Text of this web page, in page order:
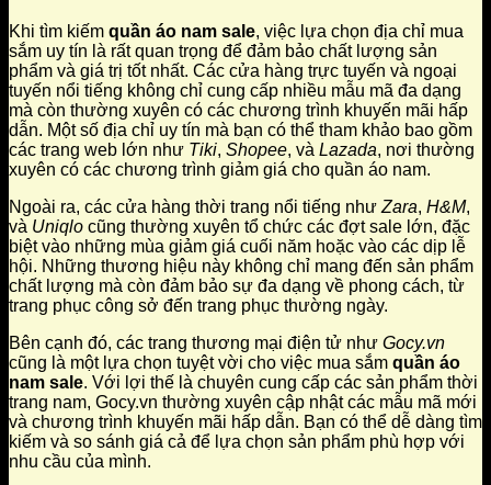
Khi tìm kiếm quần áo nam sale, việc lựa chọn địa chỉ mua
sắm uy tín là rất quan trọng để đảm bảo chất lượng sản
phẩm và giá trị tốt nhất. Các cửa hàng trực tuyến và ngoại
tuyến nổi tiếng không chỉ cung cấp nhiều mẫu mã đa dạng
mà còn thường xuyên có các chương trình khuyến mãi hấp
dẫn. Một số địa chỉ uy tín mà bạn có thể tham khảo bao gồm
các trang web lớn như Tiki, Shopee, và Lazada, nơi thường
xuyên có các chương trình giảm giá cho quần áo nam.
Ngoài ra, các cửa hàng thời trang nổi tiếng như Zara, H&M,
và Uniqlo cũng thường xuyên tổ chức các đợt sale lớn, đặc
biệt vào những mùa giảm giá cuối năm hoặc vào các dịp lễ
hội. Những thương hiệu này không chỉ mang đến sản phẩm
chất lượng mà còn đảm bảo sự đa dạng về phong cách, từ
trang phục công sở đến trang phục thường ngày.
Bên cạnh đó, các trang thương mại điện tử như Gocy.vn
cũng là một lựa chọn tuyệt vời cho việc mua sắm quần áo
nam sale. Với lợi thế là chuyên cung cấp các sản phẩm thời
trang nam, Gocy.vn thường xuyên cập nhật các mẫu mã mới
và chương trình khuyến mãi hấp dẫn. Bạn có thể dễ dàng tìm
kiếm và so sánh giá cả để lựa chọn sản phẩm phù hợp với
nhu cầu của mình.